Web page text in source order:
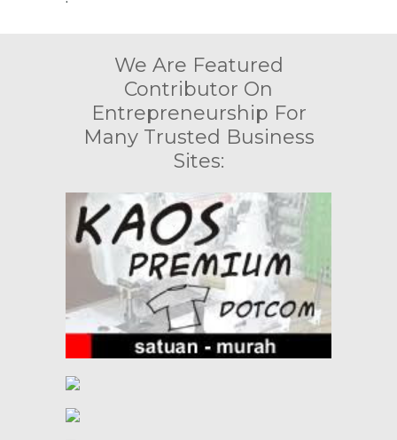
We Are Featured
Contributor On
Entrepreneurship For
Many Trusted Business
Sites: